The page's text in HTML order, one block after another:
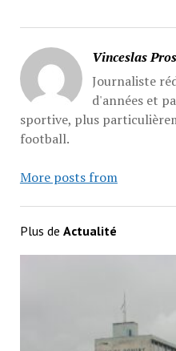
Vinceslas
Journaliste
d'années et
sportive, plus
football.
More posts from
Plus de Actualité